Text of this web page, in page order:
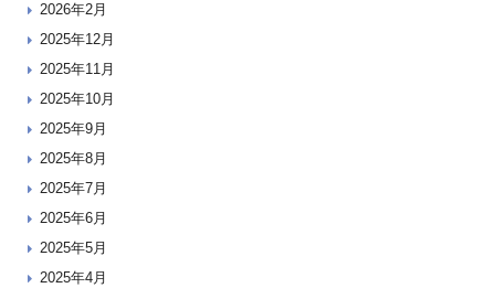
2026年2月
2025年12月
2025年11月
2025年10月
2025年9月
2025年8月
2025年7月
2025年6月
2025年5月
2025年4月